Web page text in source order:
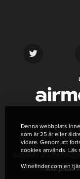
Alla priser
Denna webbplats
som är 25 år eller
vidare. Genom att
cookies används. Läs
Winefinder.com en